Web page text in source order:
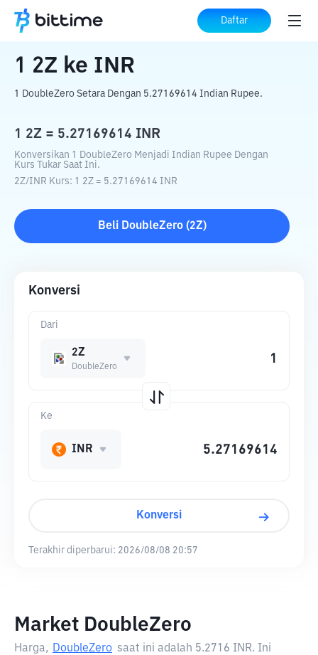
Daftar
Beranda Konverter Kripto
1 2Z ke INR
1 DoubleZero Setara Dengan 5.27169614 Indian Rupee.
1 2Z = 5.27169614 INR
Konversikan 1 DoubleZero Menjadi Indian Rupee Dengan
Kurs Tukar Saat Ini.
2Z/INR Kurs: 1 2Z = 5.27169614 INR
Beli DoubleZero(2Z)
Konversi
Dari
2Z
DoubleZero
Ke
INR
Konversi
Terakhir diperbarui: 2026/08/08 20:57
Market DoubleZero
Harga, DoubleZero saat ini adalah 5.2716 INR. Ini